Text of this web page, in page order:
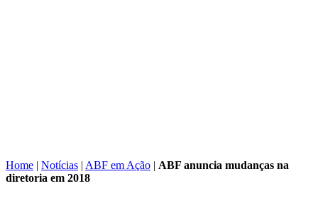
Home | Notícias | ABF em Ação | ABF anuncia mudanças na
diretoria em 2018